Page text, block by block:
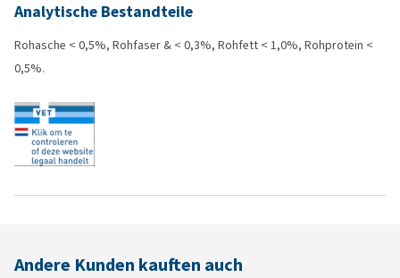
Analytische Bestandteile
Rohasche < 0,5%, Rohfaser & < 0,3%, Rohfett < 1,0%, Rohprotein <
0,5%.
Andere Kunden kauften auch